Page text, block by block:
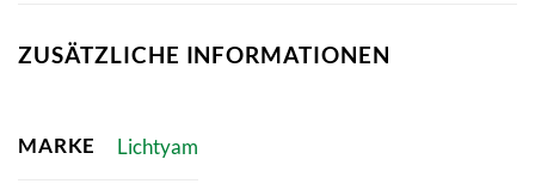
ZUSÄTZLICHE INFORMATIONEN
MARKE Lichtyam